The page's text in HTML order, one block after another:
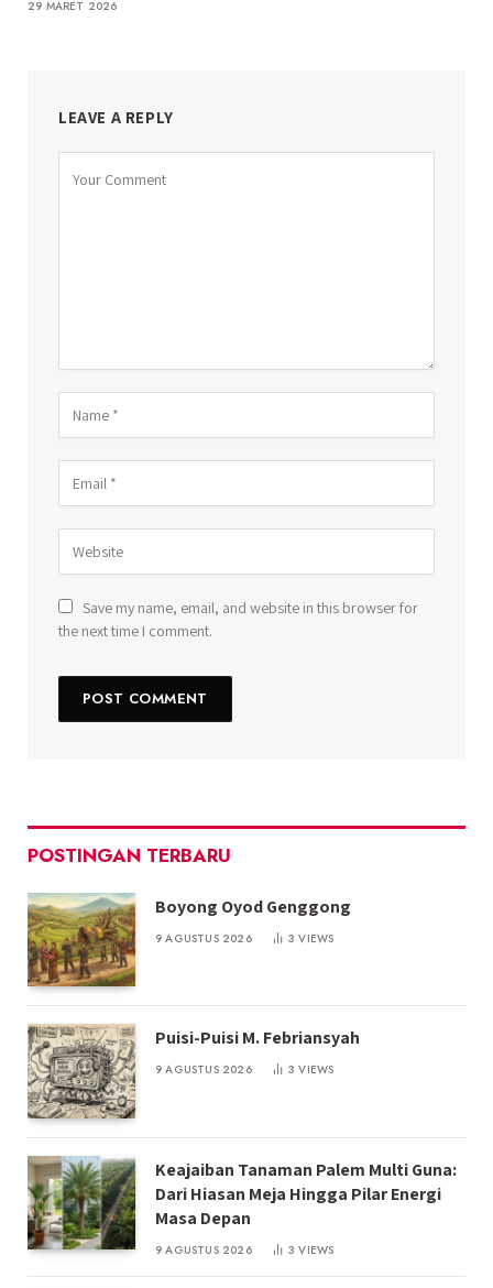
29 MARET 2026
LEAVE A REPLY
Save my name, email, and website in this browser for
the next time I comment.
POSTINGAN TERBARU
Boyong Oyod Genggong
9 AGUSTUS 2026 3VIEWS
Puisi-Puisi M. Febriansyah
9 AGUSTUS 2026 3VIEWS
Keajaiban Tanaman Palem Multi Guna:
Dari Hiasan Meja Hingga Pilar Energi
Masa Depan
9 AGUSTUS 2026 3VIEWS